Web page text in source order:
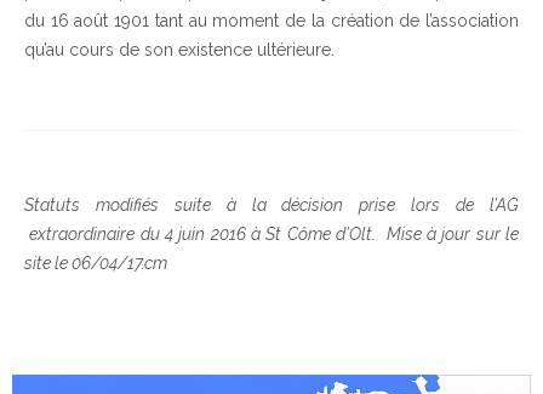
du 16 août 1901 tant au moment de la création de l’association
qu’au cours de son existence ultérieure.
Statuts modifiés suite à la décision prise lors de l’AG
extraordinaire du 4 juin 2016 à St Côme d’Olt. Mise à jour sur le
site le 06/04/17.cm